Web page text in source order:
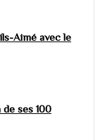
Aimé avec le
ses 100